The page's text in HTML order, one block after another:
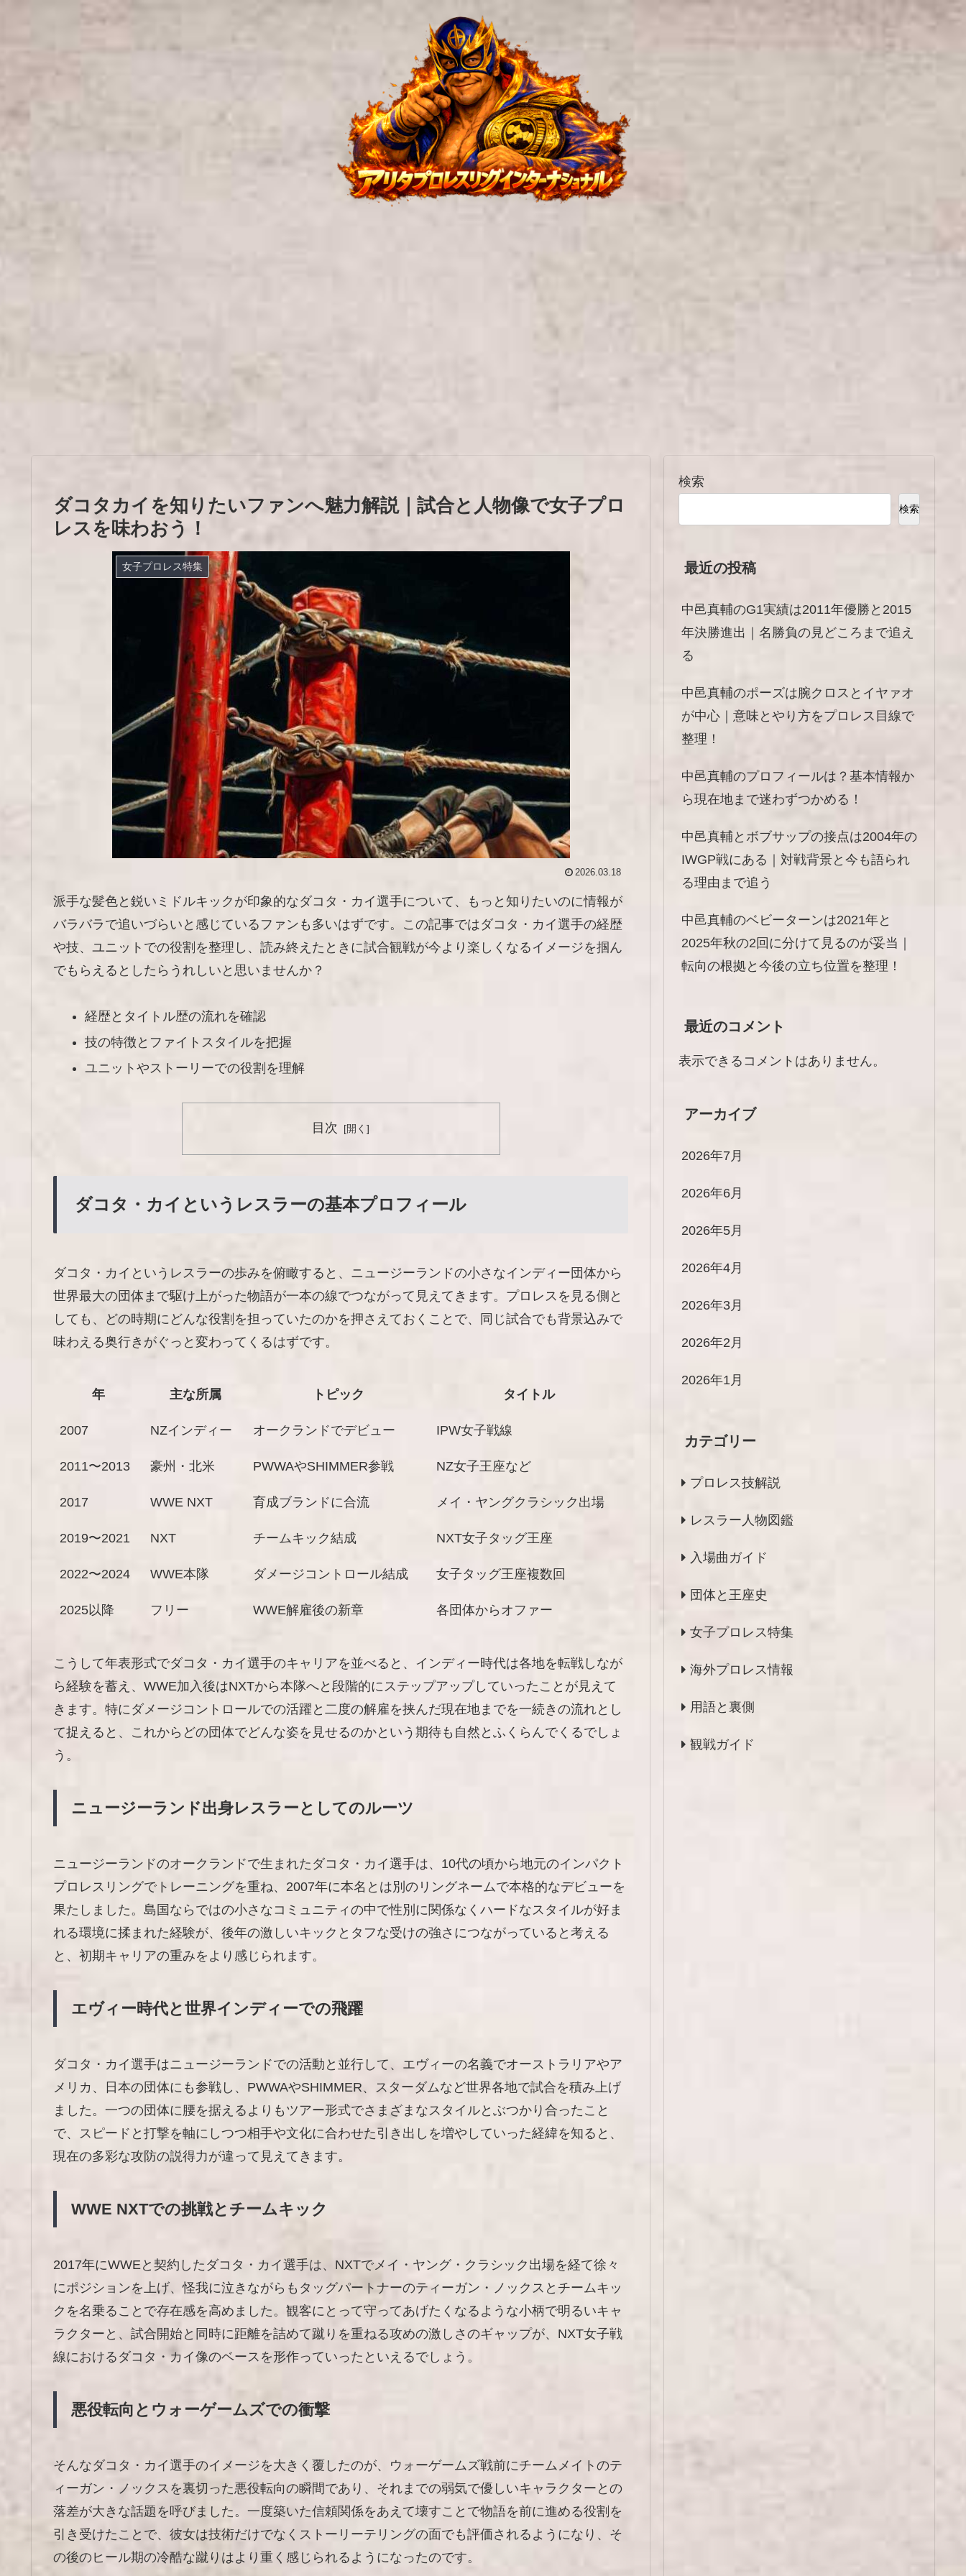
ダコタカイを知りたいファンへ魅力解説｜試合と人物像で女子プロ
レスを味わおう！
女子プロレス特集
2026.03.18
派手な髪色と鋭いミドルキックが印象的なダコタ・カイ選手について、もっと知りたいのに情報が
バラバラで追いづらいと感じているファンも多いはずです。この記事ではダコタ・カイ選手の経歴
や技、ユニットでの役割を整理し、読み終えたときに試合観戦が今より楽しくなるイメージを掴ん
でもらえるとしたらうれしいと思いませんか？
経歴とタイトル歴の流れを確認
技の特徴とファイトスタイルを把握
ユニットやストーリーでの役割を理解
目次
ダコタ・カイというレスラーの基本プロフィール
ダコタ・カイというレスラーの歩みを俯瞰すると、ニュージーランドの小さなインディー団体から
世界最大の団体まで駆け上がった物語が一本の線でつながって見えてきます。プロレスを見る側と
しても、どの時期にどんな役割を担っていたのかを押さえておくことで、同じ試合でも背景込みで
味わえる奥行きがぐっと変わってくるはずです。
年 主な所属 トピック タイトル
2007 NZインディー オークランドでデビュー IPW女子戦線
2011〜2013 豪州・北米 PWWAやSHIMMER参戦 NZ女子王座など
2017 WWE NXT 育成ブランドに合流 メイ・ヤングクラシック出場
2019〜2021 NXT チームキック結成 NXT女子タッグ王座
2022〜2024 WWE本隊 ダメージコントロール結成 女子タッグ王座複数回
2025以降 フリー WWE解雇後の新章 各団体からオファー
こうして年表形式でダコタ・カイ選手のキャリアを並べると、インディー時代は各地を転戦しなが
ら経験を蓄え、WWE加入後はNXTから本隊へと段階的にステップアップしていったことが見えて
きます。特にダメージコントロールでの活躍と二度の解雇を挟んだ現在地までを一続きの流れとし
て捉えると、これからどの団体でどんな姿を見せるのかという期待も自然とふくらんでくるでしょ
う。
ニュージーランド出身レスラーとしてのルーツ
ニュージーランドのオークランドで生まれたダコタ・カイ選手は、10代の頃から地元のインパクト
プロレスリングでトレーニングを重ね、2007年に本名とは別のリングネームで本格的なデビューを
果たしました。島国ならではの小さなコミュニティの中で性別に関係なくハードなスタイルが好ま
れる環境に揉まれた経験が、後年の激しいキックとタフな受けの強さにつながっていると考える
と、初期キャリアの重みをより感じられます。
エヴィー時代と世界インディーでの飛躍
ダコタ・カイ選手はニュージーランドでの活動と並行して、エヴィーの名義でオーストラリアやア
メリカ、日本の団体にも参戦し、PWWAやSHIMMER、スターダムなど世界各地で試合を積み上げ
ました。一つの団体に腰を据えるよりもツアー形式でさまざまなスタイルとぶつかり合ったこと
で、スピードと打撃を軸にしつつ相手や文化に合わせた引き出しを増やしていった経緯を知ると、
現在の多彩な攻防の説得力が違って見えてきます。
WWE NXTでの挑戦とチームキック
2017年にWWEと契約したダコタ・カイ選手は、NXTでメイ・ヤング・クラシック出場を経て徐々
にポジションを上げ、怪我に泣きながらもタッグパートナーのティーガン・ノックスとチームキッ
クを名乗ることで存在感を高めました。観客にとって守ってあげたくなるような小柄で明るいキャ
ラクターと、試合開始と同時に距離を詰めて蹴りを重ねる攻めの激しさのギャップが、NXT女子戦
線におけるダコタ・カイ像のベースを形作っていったといえるでしょう。
悪役転向とウォーゲームズでの衝撃
そんなダコタ・カイ選手のイメージを大きく覆したのが、ウォーゲームズ戦前にチームメイトのテ
ィーガン・ノックスを裏切った悪役転向の瞬間であり、それまでの弱気で優しいキャラクターとの
落差が大きな話題を呼びました。一度築いた信頼関係をあえて壊すことで物語を前に進める役割を
引き受けたことで、彼女は技術だけでなくストーリーテリングの面でも評価されるようになり、そ
の後のヒール期の冷酷な蹴りはより重く感じられるようになったのです。
検索
検索
最近の投稿
中邑真輔のG1実績は2011年優勝と2015
年決勝進出｜名勝負の見どころまで追え
る
中邑真輔のポーズは腕クロスとイヤァオ
が中心｜意味とやり方をプロレス目線で
整理！
中邑真輔のプロフィールは？基本情報か
ら現在地まで迷わずつかめる！
中邑真輔とボブサップの接点は2004年の
IWGP戦にある｜対戦背景と今も語られ
る理由まで追う
中邑真輔のベビーターンは2021年と
2025年秋の2回に分けて見るのが妥当｜
転向の根拠と今後の立ち位置を整理！
最近のコメント
表示できるコメントはありません。
アーカイブ
2026年7月
2026年6月
2026年5月
2026年4月
2026年3月
2026年2月
2026年1月
カテゴリー
プロレス技解説
レスラー人物図鑑
入場曲ガイド
団体と王座史
女子プロレス特集
海外プロレス情報
用語と裏側
観戦ガイド